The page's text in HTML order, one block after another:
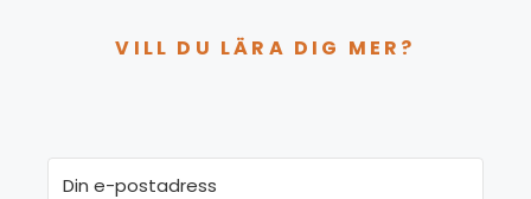
VILL DU LÄRA DIG MER?